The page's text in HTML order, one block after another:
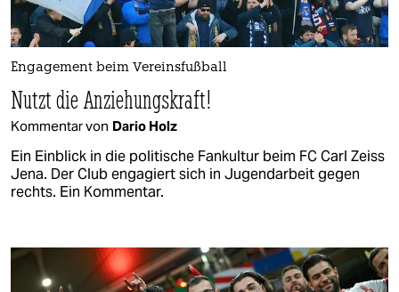
Engagement beim Vereinsfußball
Nutzt die Anziehungskraft!
Kommentar von Dario Holz
Ein Einblick in die politische Fankultur beim FC Carl Zeiss
Jena. Der Club engagiert sich in Jugendarbeit gegen
rechts. Ein Kommentar.